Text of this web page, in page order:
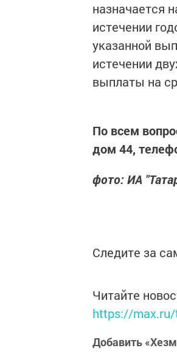
назначается
истечении
указанной
истечении
выплаты на
По всем
дом 44,
фото: ИА
Следите за
Читайте
https://
Добавить